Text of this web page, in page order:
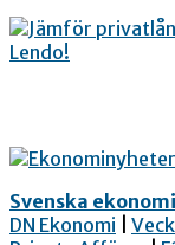
Svenska
DN Ekonomi